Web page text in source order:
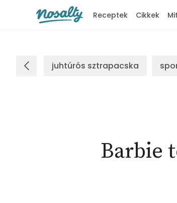
Receptek Cikkek
juhtúrós sztrapacska
Barbie